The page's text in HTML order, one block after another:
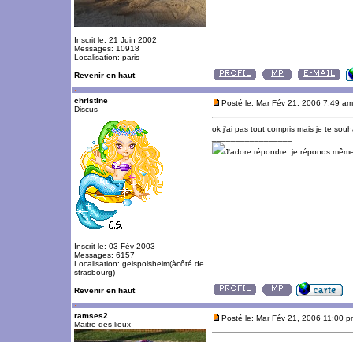
Inscrit le: 21 Juin 2002
Messages: 10918
Localisation: paris
Revenir en haut
christine
Discus
Inscrit le: 03 Fév 2003
Messages: 6157
Localisation: geispolsheim(àcôté de
strasbourg)
Posté le: Mar Fév 21, 2006 7:49 am
ok j'ai pas tout compris mais je te
J'adore répondre. je réponds
Revenir en haut
ramses2
Maitre des lieux
Posté le: Mar Fév 21, 2006 11:00